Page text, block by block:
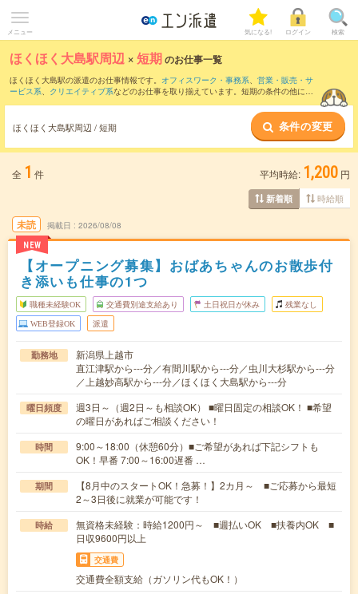
メニュー 気になる! ログイン 検索
ほくほく大島駅周辺 ×短期のお仕事一覧
ほくほく大島駅の派遣のお仕事情報です。 オフィスワーク・事務系、 営業・販売・サ
ービス系、 クリエイティブ系などのお仕事を取り揃えています。短期の条件の他に、
ほくほく大島駅周辺 / 短期 条件の変更
全 1 件 平均時給: 1,200 円
新着順 時給順
未読
NEW
掲載日 2026/08/08
【オープニング募集】おばあちゃんのお散歩付
き添いも仕事の1つ
職種未経験OK 交通費別途支給あり 土日祝日が休み 残業なし
WEB登録OK 派遣
勤務地
新潟県上越市
直江津駅から---分／有間川駅から---分／虫川大杉駅から---分
／上越妙高駅から---分／ほくほく大島駅から---分
曜日頻度
週3日～（週2日～も相談OK） ■曜日固定の相談OK！ ■希望
の曜日があればご相談ください！
時間
9:00～18:00（休憩60分）■ご希望があれば下記シフトも
OK！早番 7:00～16:00遅番 …
期間
【8月中のスタートOK！急募！】2カ月～ ■ご応募から最短
2～3日後に就業が可能です！
時給
無資格未経験：時給1200円～ ■週払いOK ■扶養内OK ■
日収9600円以上
交通費
交通費全額支給（ガソリン代もOK！）